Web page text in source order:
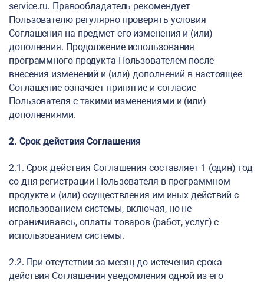
service.ru. Правообладатель рекомендует
Пользователю регулярно проверять условия
Соглашения на предмет его изменения и (или)
дополнения. Продолжение использования
программного продукта Пользователем после
внесения изменений и (или) дополнений в настоящее
Соглашение означает принятие и согласие
Пользователя с такими изменениями и (или)
дополнениями.
2. Срок действия Соглашения
2.1. Срок действия Соглашения составляет 1 (один) год
со дня регистрации Пользователя в программном
продукте и (или) осуществления им иных действий с
использованием системы, включая, но не
ограничиваясь, оплаты товаров (работ, услуг) с
использованием системы.
2.2. При отсутствии за месяц до истечения срока
действия Соглашения уведомления одной из его